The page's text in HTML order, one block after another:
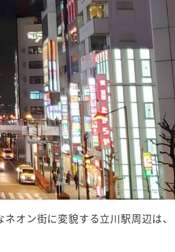
オン街に変貌する立川駅周辺は